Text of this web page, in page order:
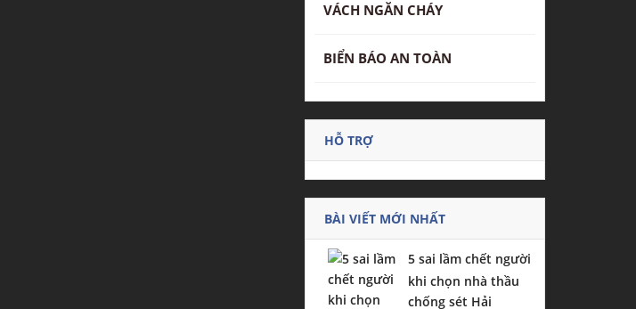
VÁCH NGĂN CHÁY
BIỂN BÁO AN TOÀN
HỖ TRỢ
BÀI VIẾT MỚI NHẤT
5 sai lầm chết người
khi chọn nhà thầu
chống sét Hải